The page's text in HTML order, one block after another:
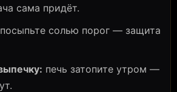
сама придёт.
посыпьте солью порог — защита
печь затопите утром —